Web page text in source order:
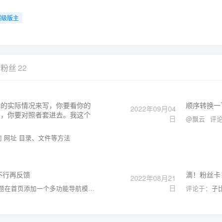
版主
粉丝22
实际情况来写，你要看你的
你要对照者套进去。我这个
网址 目录、文件等方法
2022年09月04
日
顺序转换
@飘云 评
行再反馈
首页添加一个多功能导航模块小工具
2022年08月21
日
滴！粉丝
评论于： 子